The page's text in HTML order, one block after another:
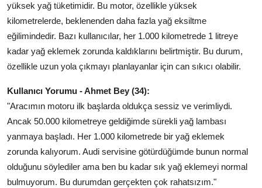
yüksek yağ tüketimidir. Bu motor, özellikle yüksek
kilometrelerde, beklenenden daha fazla yağ eksiltme
eğilimindedir. Bazı kullanıcılar, her 1.000 kilometrede 1 litreye
kadar yağ eklemek zorunda kaldıklarını belirtmiştir. Bu durum,
özellikle uzun yola çıkmayı planlayanlar için can sıkıcı olabilir.
Kullanıcı Yorumu - Ahmet Bey (34):
"Aracımın motoru ilk başlarda oldukça sessiz ve verimliydi.
Ancak 50.000 kilometreye geldiğimde sürekli yağ lambası
yanmaya başladı. Her 1.000 kilometrede bir yağ eklemek
zorunda kalıyorum. Audi servisine götürdüğümde bunun normal
olduğunu söylediler ama ben bu kadar sık yağ eklemeyi normal
bulmuyorum. Bu durumdan gerçekten çok rahatsızım."